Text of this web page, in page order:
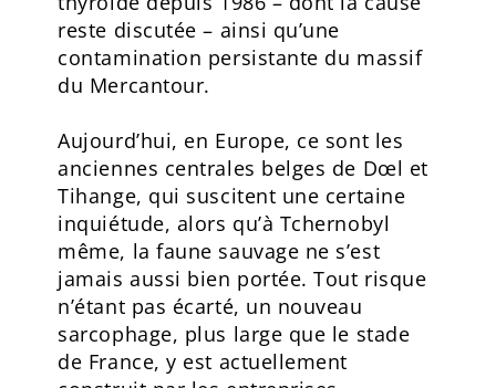
reste discutée – ainsi qu’une
contamination persistante du massif
du Mercantour.
Aujourd’hui, en Europe, ce sont les
anciennes centrales belges de Dœl et
Tihange, qui suscitent une certaine
inquiétude, alors qu’à Tchernobyl
même, la faune sauvage ne s’est
jamais aussi bien portée. Tout risque
n’étant pas écarté, un nouveau
sarcophage, plus large que le stade
de France, y est actuellement